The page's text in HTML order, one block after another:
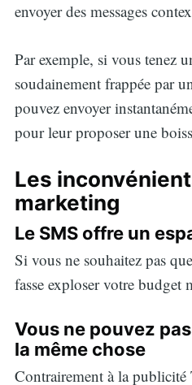
envoyer des messages
Par exemple, si vous tenez
soudainement frappée par
pouvez envoyer
pour leur proposer une
Les
marketing
Le SMS offre un
Si vous ne souhaitez pas
fasse exploser votre budget
Vous ne pouvez
la même chose
Contrairement à la